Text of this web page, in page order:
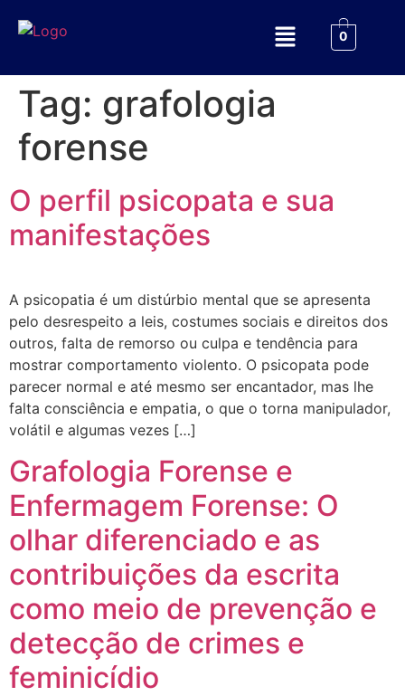
0
Tag: grafologia
forense
O perfil psicopata e sua
manifestações
A psicopatia é um distúrbio mental que se apresenta
pelo desrespeito a leis, costumes sociais e direitos dos
outros, falta de remorso ou culpa e tendência para
mostrar comportamento violento. O psicopata pode
parecer normal e até mesmo ser encantador, mas lhe
falta consciência e empatia, o que o torna manipulador,
volátil e algumas vezes […]
Grafologia Forense e
Enfermagem Forense: O
olhar diferenciado e as
contribuições da escrita
como meio de prevenção e
detecção de crimes e
feminicídio